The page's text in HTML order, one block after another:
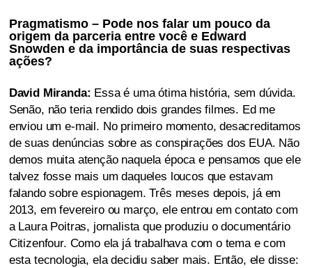
Pragmatismo – Pode nos falar um pouco da
origem da parceria entre você e Edward
Snowden e da importância de suas respectivas
ações?
David Miranda: Essa é uma ótima história, sem dúvida.
Senão, não teria rendido dois grandes filmes. Ed me
enviou um e-mail. No primeiro momento, desacreditamos
de suas denúncias sobre as conspirações dos EUA. Não
demos muita atenção naquela época e pensamos que ele
talvez fosse mais um daqueles loucos que estavam
falando sobre espionagem. Três meses depois, já em
2013, em fevereiro ou março, ele entrou em contato com
a Laura Poitras, jornalista que produziu o documentário
Citizenfour. Como ela já trabalhava com o tema e com
esta tecnologia, ela decidiu saber mais. Então, ele disse: